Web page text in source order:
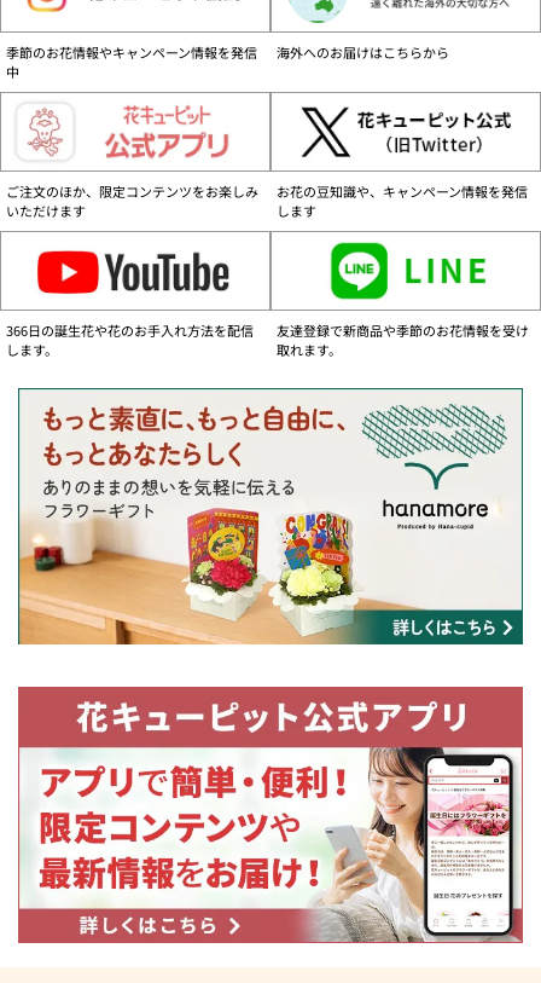
24時間ご注文を承ります。営業時間は、年末年始除く、9:30～17:30です。
【当日扱い】 9:30～17:00ご注文分
【翌日扱い】 17:00以降ご注文分
ご注意ください
花キューピット商品は花キューピット加盟店・花キューピットのみで販売してお
ります。花キューピット商品をご購入の際はご留意ください。
詳しくはこちら（PDF：116KB）
セキュリティーについて
花キューピットでは安心してご利用いただけるようSSL方式による暗号化を採用
しております。
お問い合わせフォーム
ご注文内容の変更、キャンセル及び各種お問い合わせがオンライン上でお手続き
【個人のお客様】
国内用・お問い合わせフォームへ
海外用・お問い合わせフォームへ
【法人のお客様】
国内用・お問い合わせフォームへ
物流事情の影響によるお届けについて
・一部の商品において、商品内容の変更をさせていただきお届けする場合がござ
います。ご注文いただきましたお花の色合いに合わせた花店のおすすめ商品をお
届けいたします。
何卒ご理解いただきますようお願い申し上げます。
大切なお客様に鮮度の良いお花をお届けする為に
より良い鮮度のお花をお届けするために、お客様のご理解・ご協力をお願いいた
します。
季節のお花情報やキャンペーン情報を発信
中
海外へのお届けはこちらから
ご注文のほか、限定コンテンツをお楽しみ
いただけます
お花の豆知識や、キャンペーン情報を発信
します
366日の誕生花や花のお手入れ方法を配信
します。
友達登録で新商品や季節のお花情報を受け
取れます。